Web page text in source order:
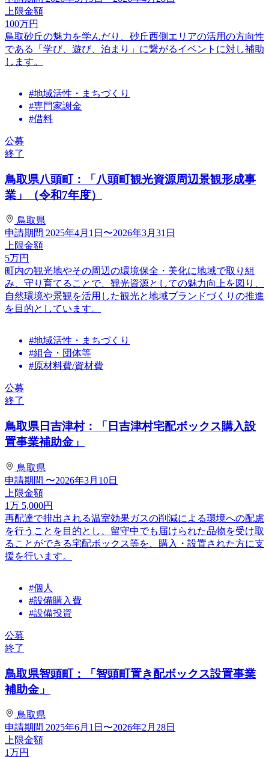
上限金額
100万円
鳥取砂丘の魅力を学んだり、砂丘西側エリアの活用の方向性
である「学び、遊び、泊まり」に繋がるイベントに対し補助
します。
#地域活性・まちづくり
#専門家謝金
#借料
公募
終了
鳥取県八頭町：「八頭町観光資源周辺景観形成事
業」（令和7年度）
鳥取県
申請期間 2025年4月1日〜2026年3月31日
上限金額
5万円
町内の観光地やその周辺の環境保全・美化に地域で取り組
み、守り育てることで、観光資源としての魅力向上を図り、
自然環境や景観を活用した観光と地域ブランドづくりの推進
を目的としています。
#地域活性・まちづくり
#組合・団体等
#原材料費/資材費
公募
終了
鳥取県日吉津村：「日吉津村宅配ボックス購入設
置事業補助金」
鳥取県
申請期間 〜2026年3月10日
上限金額
1万 5,000円
再配達で排出される温室効果ガスの削減による環境への配慮
を行うことを目的とし、留守中でも届けられた品物を受け取
ることができる宅配ボックス等を、購入・設置された方に支
援を行います。
#個人
#設備購入費
#設備投資
公募
終了
鳥取県智頭町：「智頭町置き配ボックス設置事業
補助金」
鳥取県
申請期間 2025年6月1日〜2026年2月28日
上限金額
1万円